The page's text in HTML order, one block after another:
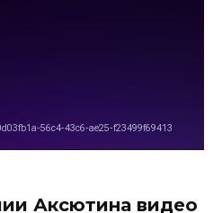
Аксютина видео